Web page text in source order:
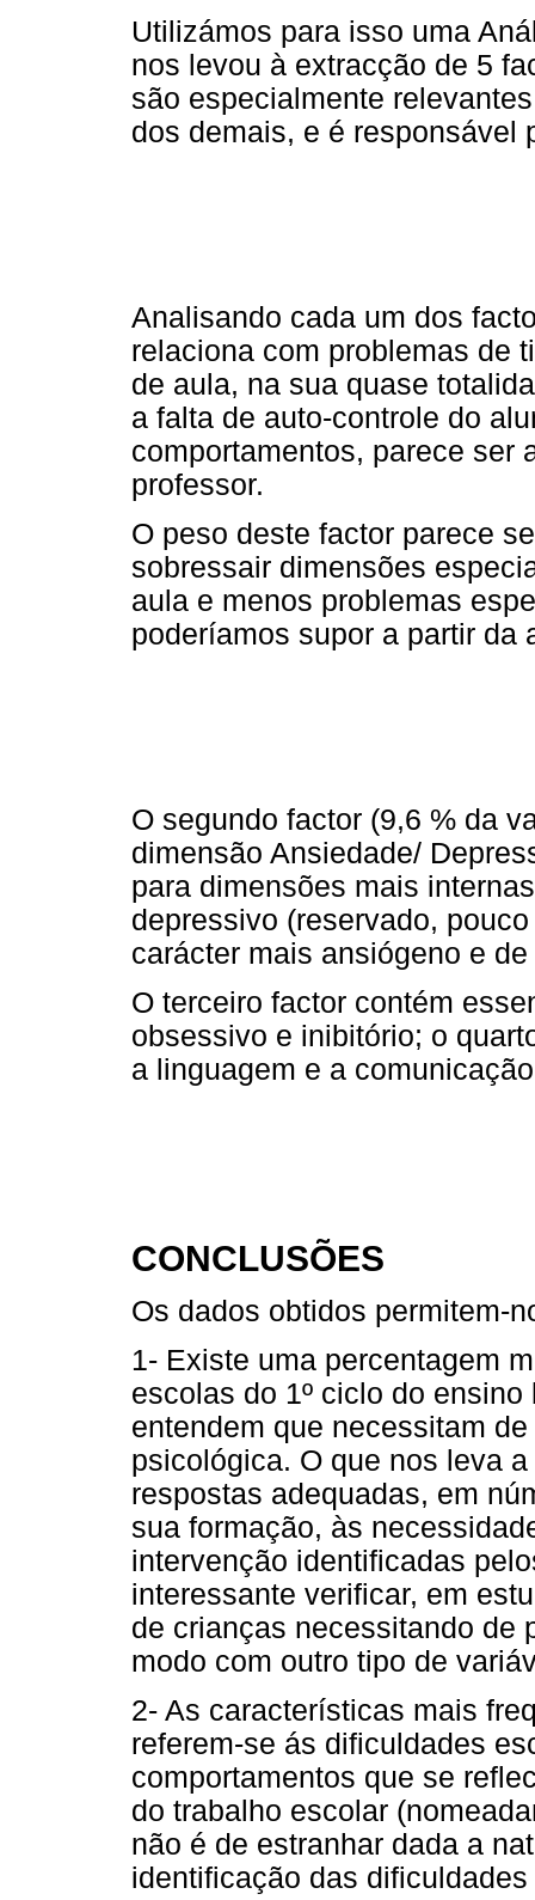
Utilizámos para isso uma
nos levou à extracção de 5
são especialmente
dos demais, e é responsável
Analisando cada um dos
relaciona com problemas de
de aula, na sua quase
a falta de auto-controle do
comportamentos, parece ser
professor.
O peso deste factor parece
sobressair dimensões
aula e menos problemas
poderíamos supor a partir da
O segundo factor (9,6 % da
dimensão Ansiedade/
para dimensões mais
depressivo (reservado,
carácter mais ansiógeno e
O terceiro factor contém
obsessivo e inibitório; o
a linguagem e a
CONCLUSÕES
Os dados obtidos permitem-
1- Existe uma percentagem
escolas do 1º ciclo do
entendem que necessitam
psicológica. O que nos leva
respostas adequadas, em
sua formação, às
intervenção identificadas
interessante verificar, em
de crianças necessitando de
modo com outro tipo de
2- As características mais
referem-se ás dificuldades
comportamentos que se
do trabalho escolar
não é de estranhar dada a
identificação das